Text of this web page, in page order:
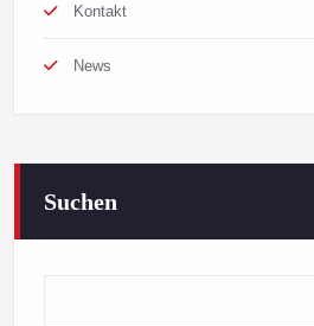
Kontakt
News
Suchen